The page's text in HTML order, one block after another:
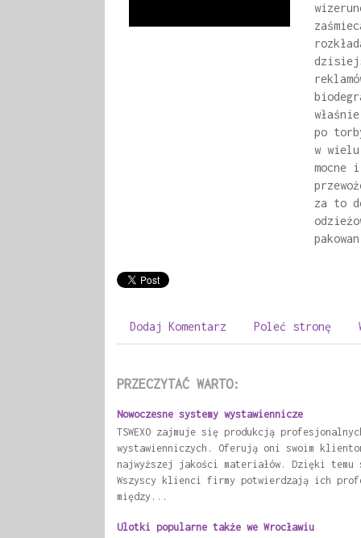
po
w
mocne
za to
Dodaj Komentarz Poleć stronę
PRZECZYTAĆ WARTO:
Nowoczesne systemy wystawiennicze
TSWEXO zajmuje się produkcją
wystawienniczych. Oferują oni swoim
najwyższej jakości materiałów. Dzięki
Wszyscy klienci firmy potwierdzają ich
między...
Ulotki popularne także we Wrocławiu